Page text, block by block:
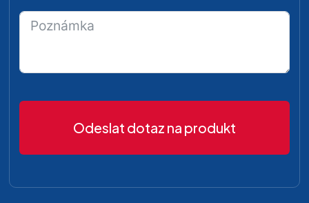
Odeslat dotaz na produkt